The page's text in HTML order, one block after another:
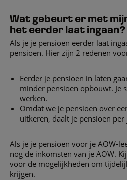
Wat gebeurt er met
het eerder laat ingaan?
Als je je pensioen eerder laat
pensioen. Hier zijn 2 redenen
Eerder je pensioen in laten
minder pensioen opbouwt. Je
werken.
Omdat we je pensioen over
uitkeren, daalt je pensioen per
Als je je pensioen voor je AOW-
nog de inkomsten van je AOW.
voor de mogelijkheden om
krijgen.